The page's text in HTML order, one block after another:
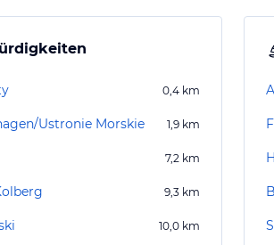
0,4 km
Ustronie Morskie 1,9 km
7,2 km
9,3 km
10,0 km